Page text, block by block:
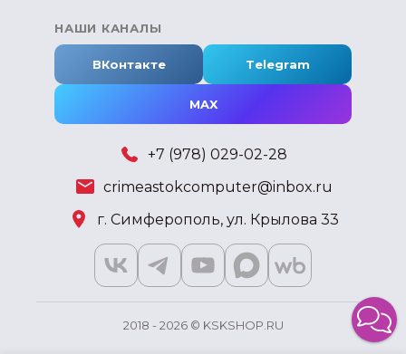
НАШИ КАНАЛЫ
ВКонтакте Telegram
MAX
+7 (978) 029-02-28
crimeastokcomputer@inbox.ru
г. Симферополь, ул. Крылова 33
2018 - 2026 © KSKSHOP.RU